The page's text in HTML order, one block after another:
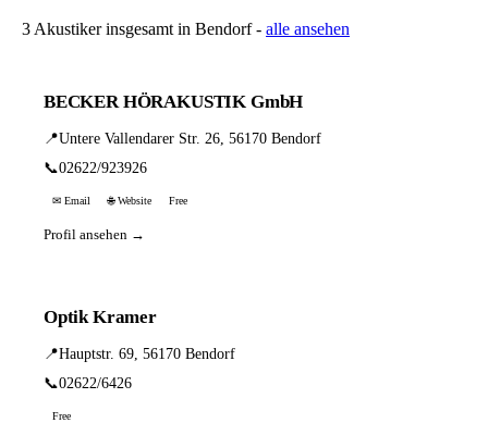
3 Akustiker insgesamt in Bendorf - alle ansehen
BECKER HÖRAKUSTIK GmbH
📍Untere Vallendarer Str. 26, 56170 Bendorf
📞02622/923926
✉ Email 🌐 Website Free
Profil ansehen →
Optik Kramer
📍Hauptstr. 69, 56170 Bendorf
📞02622/6426
Free